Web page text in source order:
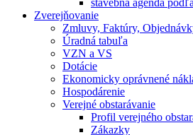
stavebná agenda
Zverejňovanie
Zmluvy, Faktúry,
Úradná tabuľa
VZN a VS
Dotácie
Ekonomicky oprávnené
Hospodárenie
Verejné obstarávanie
Profil verejného
Zákazky